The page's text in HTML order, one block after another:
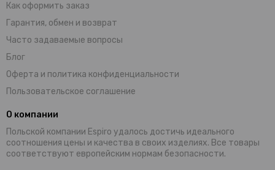
Как оформить заказ
Гарантия, обмен и возврат
Часто задаваемые вопросы
Блог
Оферта и политика конфиденциальности
Пользовательское соглашение
О компании
Польской компании Espiro удалось достичь идеального
соотношения цены и качества в своих изделиях. Все товары
соответствуют европейским нормам безопасности.